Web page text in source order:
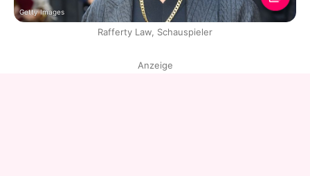
Getty Images
Rafferty Law, Schauspieler
Anzeige